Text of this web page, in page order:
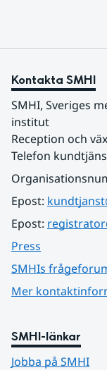
Kontakta SMHI
SMHI, Sveriges
institut
Reception och
Telefon
Epost:
Epost:
Press
SMHIs
Mer
SMHI-länkar
Jobba på SMHI